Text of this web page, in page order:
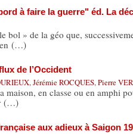
à faire la guerre" éd. La
bol » de la géo que,
en (…)
de l’Occident
,Jérémie ROCQUES,Pierre
maison, en classe ou en amphi
(…)
aux adieux à Saigon